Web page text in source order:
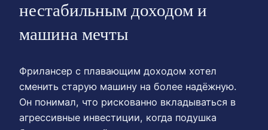
нестабильным доходом и
машина мечты
Фрилансер с плавающим доходом хотел
сменить старую машину на более надёжную.
Он понимал, что рискованно вкладываться в
агрессивные инвестиции, когда подушка